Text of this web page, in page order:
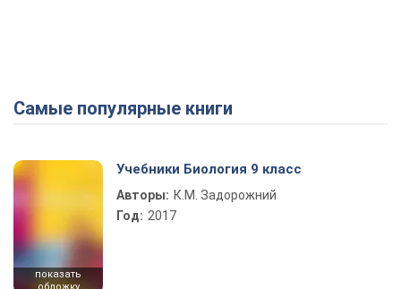
Самые популярные книги
показать
Учебники Биология 9 класс
Авторы: К.М. Задорожний
Год: 2017